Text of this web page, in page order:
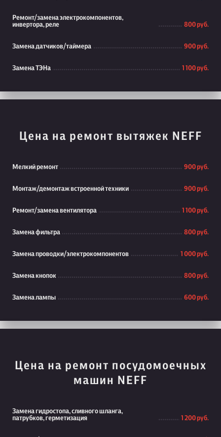
Ремонт/замена электрокомпонентов,
инвертора, реле
800 руб.
Замена датчиков/таймера 900 руб.
Замена ТЭНа 1 100 руб.
Цена на ремонт вытяжек NEFF
Мелкий ремонт 900 руб.
Монтаж/демонтаж встроенной техники 900 руб.
Ремонт/замена вентилятора 1 100 руб.
Замена фильтра 800 руб.
Замена проводки/электрокомпонентов 1 000 руб.
Замена кнопок 800 руб.
Замена лампы 600 руб.
Цена на ремонт посудомоечных
машин NEFF
Замена гидростопа, сливного шланга,
патрубков, герметизация
1 200 руб.